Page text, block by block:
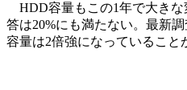
HDD容量もこの1年で大きな
答は20%にも満たない。最新
容量は2倍強になっていること